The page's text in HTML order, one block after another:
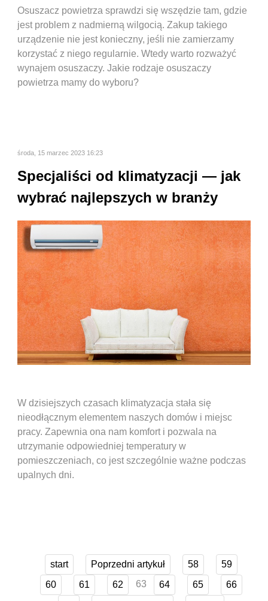
Osuszacz powietrza sprawdzi się wszędzie tam, gdzie
jest problem z nadmierną wilgocią. Zakup takiego
urządzenie nie jest konieczny, jeśli nie zamierzamy
korzystać z niego regularnie. Wtedy warto rozważyć
wynajem osuszaczy. Jakie rodzaje osuszaczy
powietrza mamy do wyboru?
środa, 15 marzec 2023 16:23
Specjaliści od klimatyzacji — jak
wybrać najlepszych w branży
W dzisiejszych czasach klimatyzacja stała się
nieodłącznym elementem naszych domów i miejsc
pracy. Zapewnia ona nam komfort i pozwala na
utrzymanie odpowiedniej temperatury w
pomieszczeniach, co jest szczególnie ważne podczas
upalnych dni.
start Poprzedni artykuł 58
59
60
61 62 63 64 65
66